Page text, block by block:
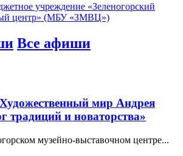
учреждение «Зеленогорский
центр» (МБУ «ЗМВЦ»)
Все афиши
мир Андрея
традиций и новаторства»
музейно-выставочном центре...